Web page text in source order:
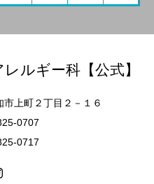
ルギー科【公式】
上町２丁目２－１６
0707
0717